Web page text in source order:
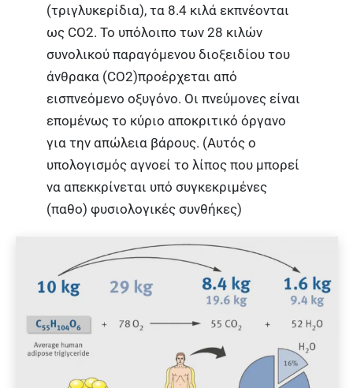
(τριγλυκερίδια), τα 8.4 κιλά εκπνέονται
ως CO2. Το υπόλοιπο των 28 κιλών
συνολικού παραγόμενου διοξειδίου του
άνθρακα (CO2)προέρχεται από
εισπνεόμενο οξυγόνο. Οι πνεύμονες είναι
επομένως το κύριο αποκριτικό όργανο
για την απώλεια βάρους. (Αυτός ο
υπολογισμός αγνοεί το λίπος που μπορεί
να απεκκρίνεται υπό συγκεκριμένες
(παθο) φυσιολογικές συνθήκες)